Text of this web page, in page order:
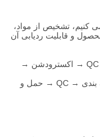
کنیم، تشخیص از مواد،
و قابلیت ردیابی آن
طراحی قالب → تولید ذوب → ذوب و آلیاژ → QC → اکسترودشن →
QC → درمان سطح → QC → جوش → بسته بندی → QC → حمل و